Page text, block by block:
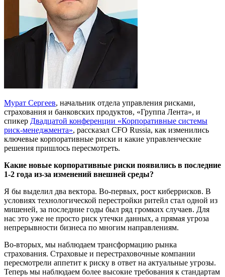
Мурат Сергеев, начальник отдела управления рисками,
страхования и банковских продуктов, «Группа Лента», и
спикер Двадцатой конференции «Корпоративные системы
риск-менеджмента», рассказал CFO Russia, как изменились
ключевые корпоративные риски и какие управленческие
решения пришлось пересмотреть.
Какие новые корпоративные риски появились в последние
1-2 года из-за изменений внешней среды?
Я бы выделил два вектора. Во-первых, рост киберрисков. В
условиях технологической перестройки ритейл стал одной из
мишеней, за последние годы был ряд громких случаев. Для
нас это уже не просто риск утечки данных, а прямая угроза
непрерывности бизнеса по многим направлениям.
Во-вторых, мы наблюдаем трансформацию рынка
страхования. Страховые и перестраховочные компании
пересмотрели аппетит к риску в ответ на актуальные угрозы.
Теперь мы наблюдаем более высокие требования к стандартам